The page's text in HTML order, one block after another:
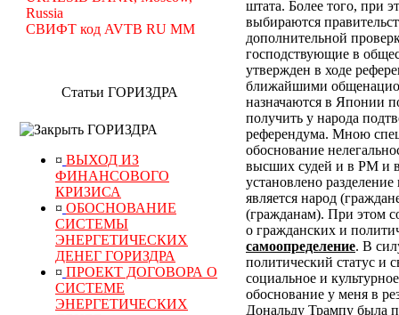
Russia
СВИФТ код AVTB RU MM
Статьи ГОРИЗДРА
ГОРИЗДРА
¤ ВЫХОД ИЗ
ФИНАНСОВОГО
КРИЗИСА
¤ ОБОСНОВАНИЕ
СИСТЕМЫ
ЭНЕРГЕТИЧЕСКИХ
ДЕНЕГ ГОРИЗДРА
¤ ПРОЕКТ ДОГОВОРА О
СИСТЕМЕ
ЭНЕРГЕТИЧЕСКИХ
штата. Более того, при
выбираются
дополнительной
господствующие в
утвержден в ходе
ближайшими
назначаются в Японии
получить у народа
референдума. Мною
обоснование
высших судей и в РМ и
установлено
является народ
(гражданам). При этом
о гражданских и
самоопределение. В
политический статус и
социальное и
обоснование у меня в
Дональду Трампу была